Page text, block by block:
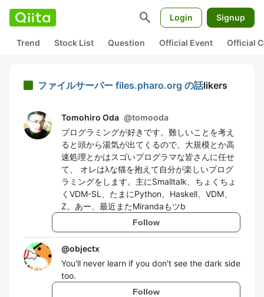
search Login Signup
Trend Stock List Question Official Event Official
ファイルサーバー files.pharo.org の話likers
Tomohiro Oda @tomooda
プログラミングが好きです。難しいことを考え
ると頭から湯気が出てくるので、大規模とか高
速処理とかはスゴいプログラマな皆さんに任せ
て、 オレはλな猫を抱えて自分が楽しいプログ
ラミングをします。主にSmalltalk、ちょくちょ
くVDM-SL、たまにPython、Haskell、VDM、
Z。あー、最近またMirandaもツb
Follow
@objectx
You'll never learn if you don't see the dark side
too.
Follow